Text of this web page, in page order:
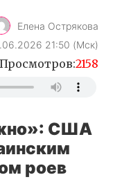
Елена Острякова
21:50 (Мск)
Просмотров:2158
США
роев